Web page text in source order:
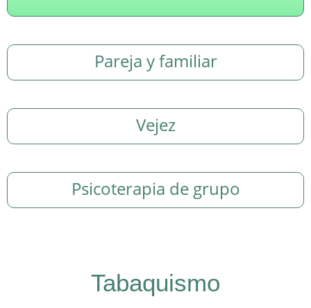
Pareja y familiar
Vejez
Psicoterapia de grupo
Tabaquismo